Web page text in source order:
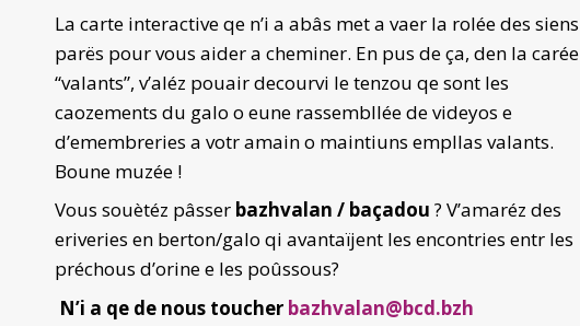
La carte interactive qe n’i a abâs met a vaer la rolée des siens
parës pour vous aider a cheminer. En pus de ça, den la carée
“valants”, v’aléz pouair decourvi le tenzou qe sont les
caozements du galo o eune rassembllée de videyos e
d’emembreries a votr amain o maintiuns empllas valants.
Boune muzée !
Vous souètéz pâsser bazhvalan / baçadou ? V’amaréz des
eriveries en berton/galo qi avantaïjent les encontries entr les
préchous d’orine e les poûssous?
N’i a qe de nous toucher bazhvalan@bcd.bzh